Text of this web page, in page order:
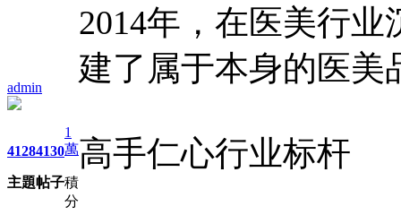
admin
4128
主題
4130
帖子
1
萬
積
分
2014年，在医美行
建了属于本身的医美
高手仁心行业标杆